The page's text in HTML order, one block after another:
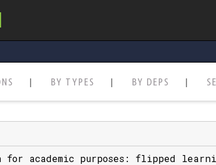
BY TYPES BY DEPS
for academic purposes: flipped